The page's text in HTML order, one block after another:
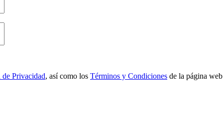
de Privacidad, así como los Términos y Condiciones de la página